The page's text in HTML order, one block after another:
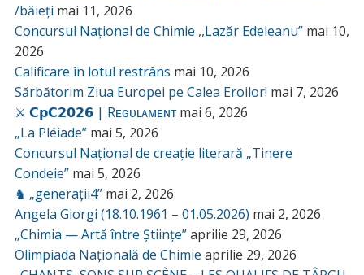
/băieți mai 11, 2026
Concursul Național de Chimie ,,Lazăr Edeleanu” mai 10,
2026
Calificare în lotul restrâns mai 10, 2026
Sărbătorim Ziua Europei pe Calea Eroilor! mai 7, 2026
⚔️ 𝗖𝗽𝗖𝟮𝟬𝟮𝟲 | Rᴇɢᴜʟᴀᴍᴇɴᴛ mai 6, 2026
„La Pléiade” mai 5, 2026
Concursul Național de creație literară „Tinere
Condeie” mai 5, 2026
♞ „generații4” mai 2, 2026
Angela Giorgi (18.10.1961 – 01.05.2026) mai 2, 2026
„Chimia — Artă între Științe”aprilie 29, 2026
Olimpiada Națională de Chimie aprilie 29, 2026